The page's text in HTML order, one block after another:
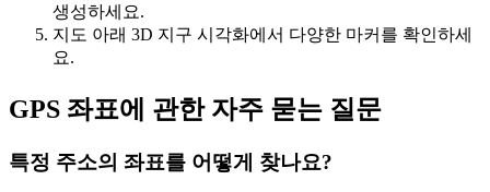
생성하세요.
지도 아래 3D 지구 시각화에서 다양한 마커를 확인하세
요.
GPS 좌표에 관한 자주 묻는 질문
특정 주소의 좌표를 어떻게 찾나요?